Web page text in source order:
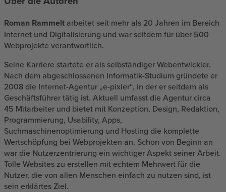
Roman Rammelt arbeitet seit mehr als 20 Jahren im Bereich
Internet und Digitalisierung und war seitdem für über 500
Webprojekte verantwortlich.
Seine Karriere startete er als selbständiger Webentwickler.
Nach dem abgeschlossenen Informatik-Studium gründete er
2008 die Internet-Agentur „e-pixler“, in der er seitdem als
Geschäftsführer tätig ist. Aktuell umfasst die Agentur circa
45 Mitarbeiter und bietet mit Konzeption, Design, Redaktion,
Programmierung, Usability, Apps,
Suchmaschinenoptimierung und Hosting die komplette
Wertschöpfung bei Webprojekten an. Schon von Beginn an
war die Nutzerzentrierung ein wichtiger Aspekt seiner Arbeit.
Tolle Websites zu erstellen mit echtem Mehrwert für die
Nutzer, die von allen Menschen einfach zu nutzen sind, ist
sein erklärtes Ziel.